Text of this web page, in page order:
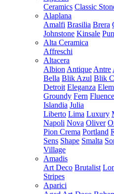
Ceramics Classic
Alaplana
Amalfi Brasilia Brera
Johnstone Kinsale
Alta Ceramica
Affreschi
Altacera
Albion Antique Antre
Bella Blik Azul Blik
Detroit Eleganza
Groundy Fern Fluence
Islandia Julia
Liberto Lima Luxury
Napoli Nova Oliver
Pion Crema Portland
Sens Shape Smalta
Village
Amadis
Art Deco Brutalist
Stripes
Aparici